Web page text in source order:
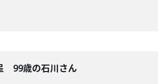
99歳の石川さん